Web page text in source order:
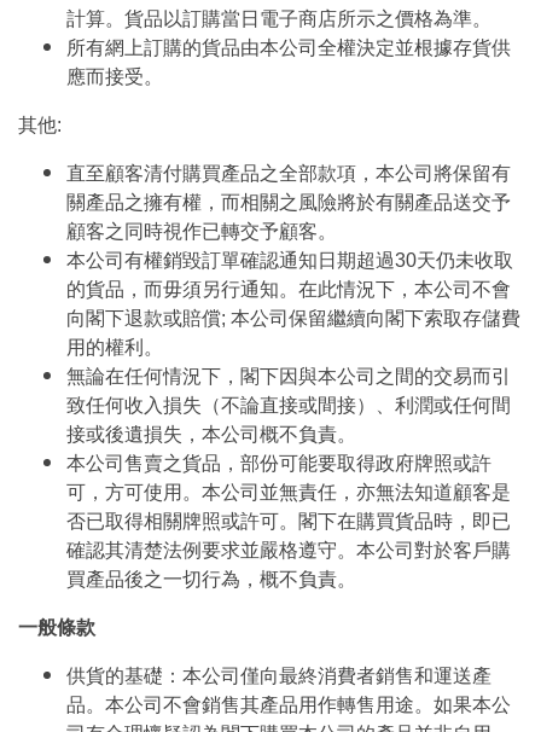
計算。貨品以訂購當日電子商店所示之價格為準。
所有網上訂購的貨品由本公司全權決定並根據存貨供
應而接受。
其他:
直至顧客清付購買產品之全部款項，本公司將保留有
關產品之擁有權，而相關之風險將於有關產品送交予
顧客之同時視作已轉交予顧客。
本公司有權銷毀訂單確認通知日期超過30天仍未收取
的貨品，而毋須另行通知。在此情況下，本公司不會
向閣下退款或賠償; 本公司保留繼續向閣下索取存儲費
用的權利。
無論在任何情況下，閣下因與本公司之間的交易而引
致任何收入損失（不論直接或間接）、利潤或任何間
接或後遺損失，本公司概不負責。
本公司售賣之貨品，部份可能要取得政府牌照或許
可，方可使用。本公司並無責任，亦無法知道顧客是
否已取得相關牌照或許可。閣下在購買貨品時，即已
確認其清楚法例要求並嚴格遵守。本公司對於客戶購
買產品後之一切行為，概不負責。
一般條款
供貨的基礎：本公司僅向最終消費者銷售和運送產
品。本公司不會銷售其產品用作轉售用途。如果本公